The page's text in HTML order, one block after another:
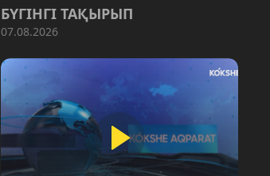
БҮГІНГІ ТАҚЫРЫП
07.08.2026